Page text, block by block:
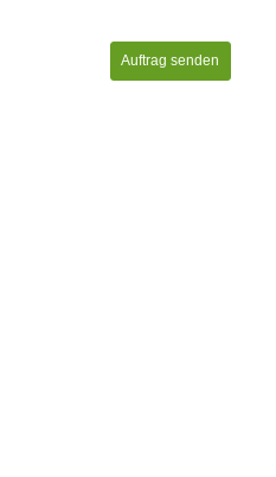
Auftrag senden